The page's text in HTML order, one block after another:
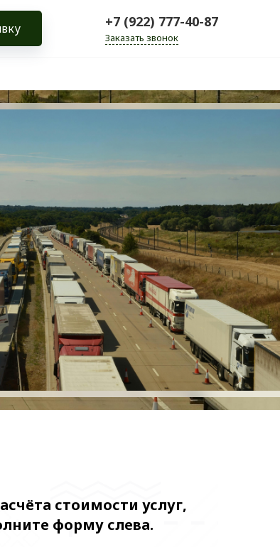
+7 (922) 777-40-87
Заказать звонок
стоимости услуг,
форму слева.